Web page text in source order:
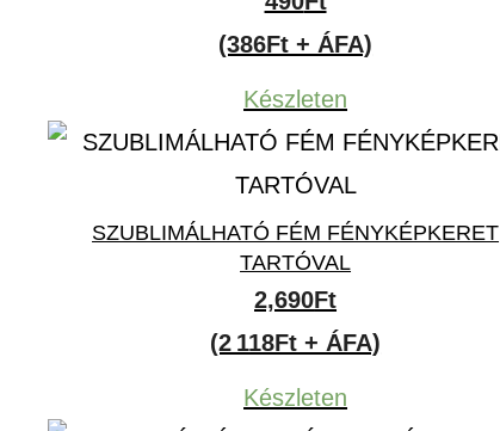
(386Ft + ÁFA)
Készleten
SZUBLIMÁLHATÓ FÉM FÉNYKÉPKERET
TARTÓVAL
2,690Ft
(2 118Ft + ÁFA)
Készleten